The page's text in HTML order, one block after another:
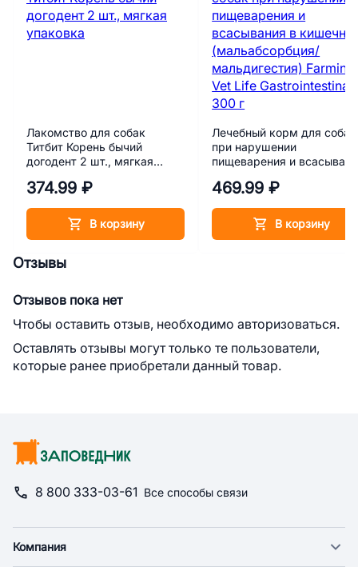
Лакомство для собак
Титбит Корень бычий
догодент 2 шт., мягкая
374.99 ₽
В корзину
Лечебный корм для собак
при нарушении
пищеварения и
(мальабсорбция/
Life Gastrointestinal 300 г
469.99 ₽
В корзину
Отзывы
Отзывов пока нет
Чтобы оставить отзыв, необходимо авторизоваться.
Оставлять отзывы могут только те пользователи,
которые ранее приобретали данный товар.
8 800 333-03-61 Все способы связи
Компания